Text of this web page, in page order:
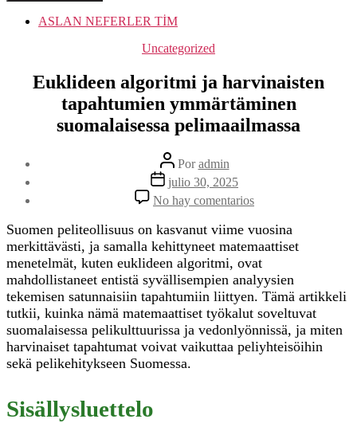
ASLAN NEFERLER TİM
Categorías
Uncategorized
Euklideen algoritmi ja harvinaisten
tapahtumien ymmärtäminen
suomalaisessa pelimaailmassa
Autor
de
la
entrada
Poradmin
Fecha
la
julio 30, 2025
No hay comentarios
Euklideen
algoritmi
ja
harvinaisten
tapahtumien
ymmärtäminen
suomalaisessa
pelimaailmassa
Suomen peliteollisuus on kasvanut viime vuosina
merkittävästi, ja samalla kehittyneet matemaattiset
menetelmät, kuten euklideen algoritmi, ovat
mahdollistaneet entistä syvällisempien analyysien
tekemisen satunnaisiin tapahtumiin liittyen. Tämä artikkeli
tutkii, kuinka nämä matemaattiset työkalut soveltuvat
suomalaisessa pelikulttuurissa ja vedonlyönnissä, ja miten
harvinaiset tapahtumat voivat vaikuttaa peliyhteisöihin
sekä pelikehitykseen Suomessa.
Sisällysluettelo